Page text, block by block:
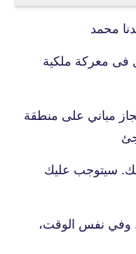
محمد
فى معركة ملكية
مباني على منطقة
سيتوجب عليك
وفي نفس الوقت،